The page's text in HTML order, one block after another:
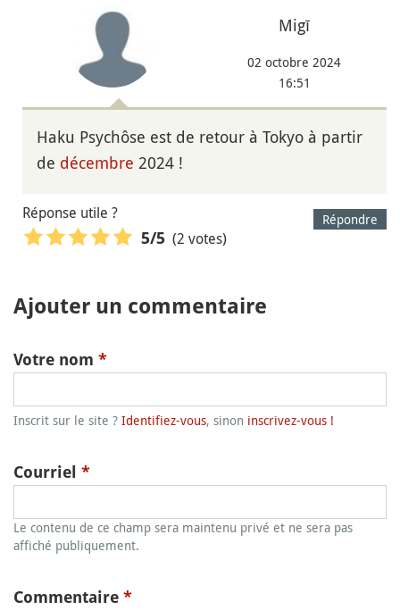
Migī
02 octobre 2024
16:51
Haku Psychôse est de retour à Tokyo à partir
de décembre 2024 !
Répondre
Réponse utile ?
5/5 (2 votes)
Ajouter un commentaire
Votre nom *
Inscrit sur le site ? Identifiez-vous, sinon inscrivez-vous !
Courriel *
Le contenu de ce champ sera maintenu privé et ne sera pas
affiché publiquement.
Commentaire *